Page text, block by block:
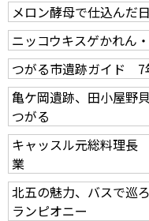
メロン酵母で仕込んだ
ニッコウキスゲかれん
つがる市遺跡ガイド 7
亀ケ岡遺跡、田小屋野
つがる
キャッスル元総料理長
業
北五の魅力、バスで巡
ランピオニー